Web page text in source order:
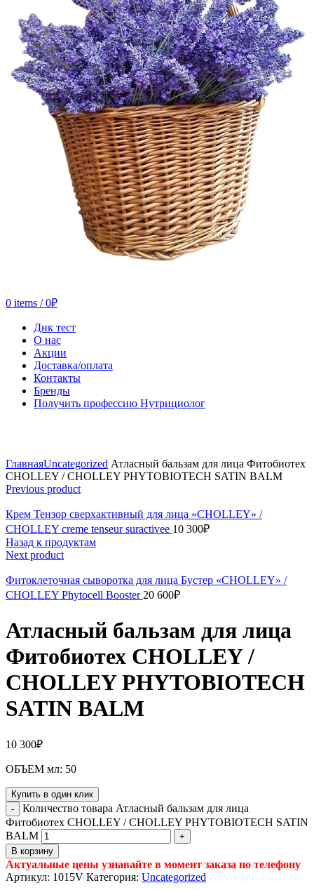
0 items / 0₽
Днк тест
О нас
Акции
Доставка/оплата
Контакты
Бренды
Получить профессию Нутрициолог
ГлавнаяUncategorized Атласный бальзам для лица Фитобиотех
CHOLLEY / CHOLLEY PHYTOBIOTECH SATIN BALM
Previous product
Крем Тензор сверхактивный для лица «CHOLLEY» /
CHOLLEY creme tenseur suractivee 10 300₽
Назад к продуктам
Next product
Фитоклеточная сыворотка для лица Бустер «CHOLLEY» /
CHOLLEY Phytocell Booster 20 600₽
Атласный бальзам для лица
Фитобиотех CHOLLEY /
CHOLLEY PHYTOBIOTECH
SATIN BALM
10 300₽
ОБЪЕМ мл: 50
Купить в один клик
Количество товара Атласный бальзам для лица
Фитобиотех CHOLLEY / CHOLLEY PHYTOBIOTECH SATIN
BALM
В корзину
Актуальные цены узнавайте в момент заказа по телефону
Артикул: 1015V Категория: Uncategorized